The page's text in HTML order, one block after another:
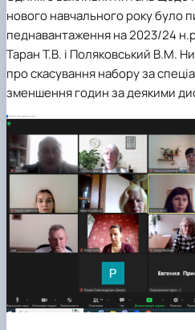
нового навчального року було
педнавантаження на 2023/24
Таран Т.В. і Поляковський В.М.
про скасування набору за
зменшення годин за деякими